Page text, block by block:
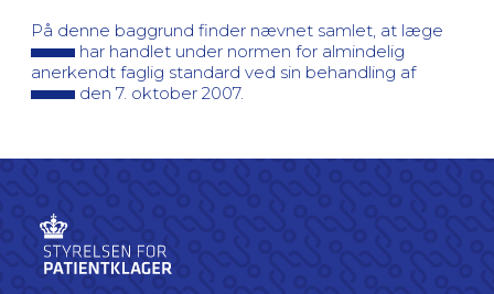
På denne baggrund finder nævnet samlet, at læge
har handlet under normen for almindelig
anerkendt faglig standard ved sin behandling af
den 7. oktober 2007.